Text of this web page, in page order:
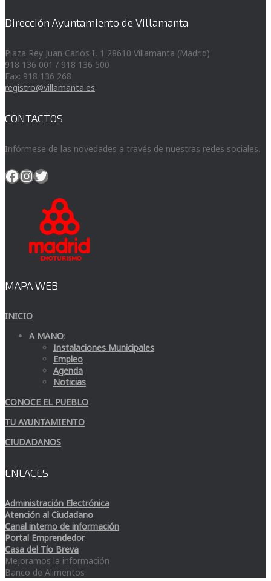
Dirección Ayuntamiento de Villamanta
Plaza Rey Juan Carlos I, 1 28610 Villamanta (Madrid)
918 136 001 / 918 136 500
Fax: 918 136 268
registro@villamanta.es
CONTACTOS
Infórmese de las novedades a través de nuestras redes sociales.
Facebook
Instagram
Twitter
MAPA WEB
INICIO
A MANO:
Instalaciones Municipales
Empleo
Agenda
Noticias
CONOCE EL PUEBLO
TU AYUNTAMIENTO
CIUDADANOS
ENLACES
Administración Electrónica
Atención al Ciudadano
Canal interno de información
Portal Emprendedor
Casa del Tío Breva
Mejoramos la información
Banco de Alimentos